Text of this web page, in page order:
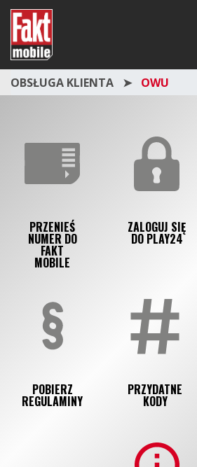
OBSŁUGA KLIENTA OWU
PRZENIEŚ
NUMER DO
FAKT
MOBILE
ZALOGUJ SIĘ
DO PLAY24
POBIERZ
REGULAMINY
PRZYDATNE
KODY